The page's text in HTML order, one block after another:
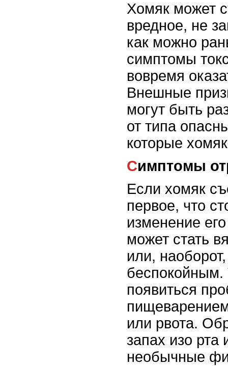
Хомяк может
вредное, не
как можно
симптомы
вовремя
Внешные
могут быть
от типа
которые
Симптомы
Если хомяк
первое, что
изменение
может стать
или,
беспокойным.
появиться
или рвота.
запах изо рта
необычные